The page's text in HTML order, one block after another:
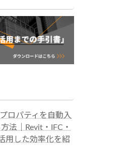
ロパティを自動入
法｜Revit・IFC・
用した効率化を紹